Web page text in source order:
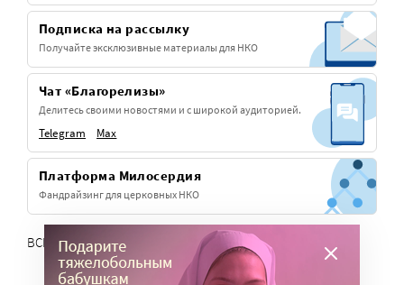
Подписка на рассылку
Получайте эксклюзивные материалы для НКО
Чат «Благорелизы»
Делитесь своими новостями и с широкой аудиторией.
Telegram Max
Платформа Милосердия
Фандрайзинг для церковных НКО
ВСЕ СЕРВИСЫ